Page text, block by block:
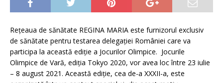
Rețeaua de sănătate REGINA MARIA este furnizorul exclusiv
de sănătate pentru testarea delegației României care va
participa la această ediție a Jocurilor Olimpice. Jocurile
Olimpice de Vară, ediția Tokyo 2020, vor avea loc între 23 iulie
– 8 august 2021. Această ediție, cea de-a XXXII-a, este